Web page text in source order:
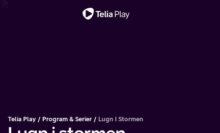
Telia Play Program & Serier Lugn I Stormen